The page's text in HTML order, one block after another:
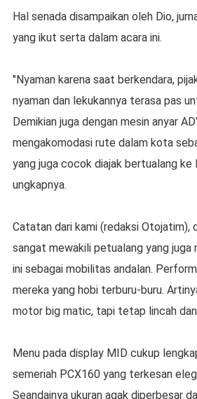
Hal senada disampaikan oleh Dio,
yang ikut serta dalam acara ini.
"Nyaman karena saat berkendara,
nyaman dan lekukannya terasa pas
Demikian juga dengan mesin anyar
mengakomodasi rute dalam kota
yang juga cocok diajak bertualang ke
ungkapnya.
Catatan dari kami (redaksi Otojatim),
sangat mewakili petualang yang juga
ini sebagai mobilitas andalan.
mereka yang hobi terburu-buru.
motor big matic, tapi tetap lincah dan
Menu pada display MID cukup
semeriah PCX160 yang terkesan
Seandainya ukuran agak diperbesar